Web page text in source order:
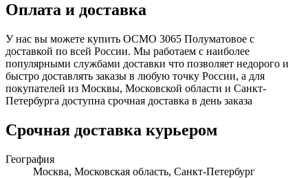
Оплата и доставка
У нас вы можете купить ОСМО 3065 Полуматовое с
доставкой по всей России. Мы работаем с наиболее
популярными службами доставки что позволяет недорого и
быстро доставлять заказы в любую точку России, а для
покупателей из Москвы, Московской области и Санкт-
Петербурга доступна срочная доставка в день заказа
Срочная доставка курьером
География
Москва, Московская область, Санкт-Петербург